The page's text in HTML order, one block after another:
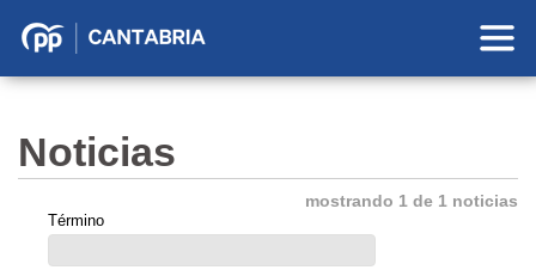
Partido
Cantabria
Noticias
mostrando 1 de 1 noticias
Término